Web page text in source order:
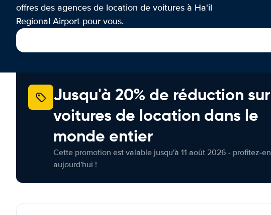
offres des agences de location de voitures à Ha'il
Regional Airport pour vous.
Jusqu'à 20% de réduction
voitures de location dans le
monde entier
Cette promotion est valable jusqu'à 11 août 2026 - profitez-
aujourd'hui !